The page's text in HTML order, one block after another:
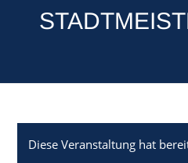
Diese Veranstaltung hat